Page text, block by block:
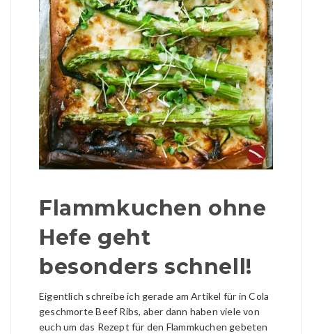
Flammkuchen ohne
Hefe geht
besonders schnell!
Eigentlich schreibe ich gerade am Artikel für in Cola
geschmorte Beef Ribs, aber dann haben viele von
euch um das Rezept für den Flammkuchen gebeten